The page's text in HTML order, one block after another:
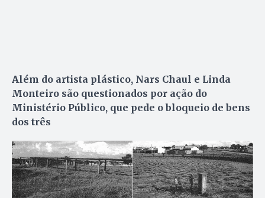
Além do artista plástico, Nars Chaul e Linda
Monteiro são questionados por ação do
Ministério Público, que pede o bloqueio de bens
dos três